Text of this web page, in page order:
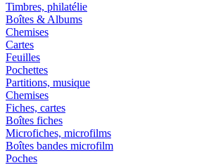
Timbres, philatélie
Boîtes & Albums
Chemises
Cartes
Feuilles
Pochettes
Partitions, musique
Chemises
Fiches, cartes
Boîtes fiches
Microfiches, microfilms
Boîtes bandes microfilm
Poches